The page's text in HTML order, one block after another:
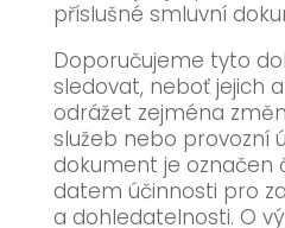
příslušné smluvní
Doporučujeme tyto
sledovat, neboť jejich
odrážet zejména
služeb nebo provozní
dokument je označen
datem účinnosti pro
a dohledatelnosti. O